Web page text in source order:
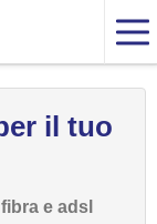
il tuo
e adsl